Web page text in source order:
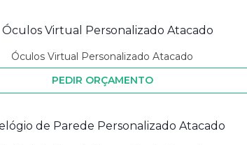
Óculos Virtual Personalizado Atacado
PEDIR ORÇAMENTO